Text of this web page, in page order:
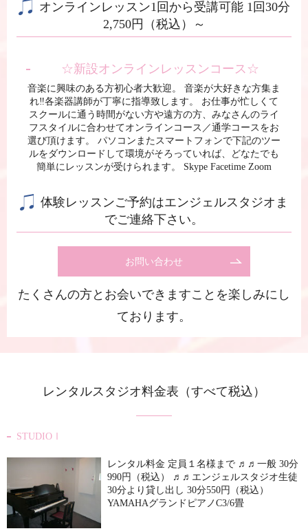
オンラインレッスン1回から受講可能 1回30分
2,750円（税込）～
☆新設オンラインレッスンコース☆
音楽に興味のある方初心者大歓迎。 音楽が大好きな方集ま
れ‼︎各楽器講師が丁寧に指導致します。 お仕事が忙しくて
スクールに通う時間がない方や遠方の方、みなさんのライ
フスタイルに合わせてオンラインコース／通学コースをお
選び頂けます。 パソコンまたスマートフォンで下記のツー
ルをダウンロードして環境がそろっていれば、どなたでも
簡単にレッスンが受けられます。 Skype Facetime Zoom
体験レッスンご予約はエンジェルスタジオま
でご連絡下さい。
お問い合わせ
たくさんの方とお会いできますことを楽しみにし
ております。
レンタルスタジオ料金表（すべて税込）
STUDIOⅠ
レンタル料金 定員１名様まで ♬♬一般 30分
990円（税込） ♬♬エンジェルスタジオ生徒
30分より貸し出し 30分550円（税込）
YAMAHAグランドピアノC3/6畳